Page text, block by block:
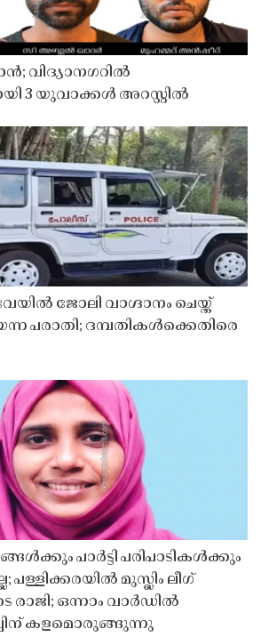
വിദ്യാനഗറിൽ
3 യുവാക്കൾ അറസ്റ്റിൽ
ജോലി വാഗ്ദാനം ചെയ്ത്
പരാതി; ദമ്പതികൾക്കെതിരെ
പാർട്ടി പരിപാടികൾക്കും
മുസ്ലിം ലീഗ്
രാജി; ഒന്നാം വാർഡിൽ
കളമൊരുങ്ങുന്നു